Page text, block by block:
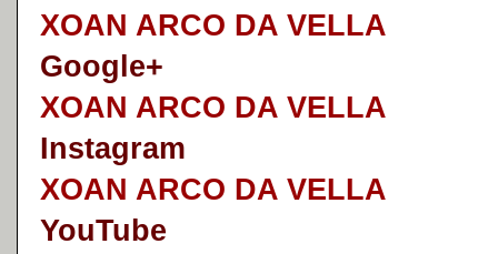
XOAN ARCO DA VELLA
Google+
XOAN ARCO DA VELLA
Instagram
XOAN ARCO DA VELLA
YouTube